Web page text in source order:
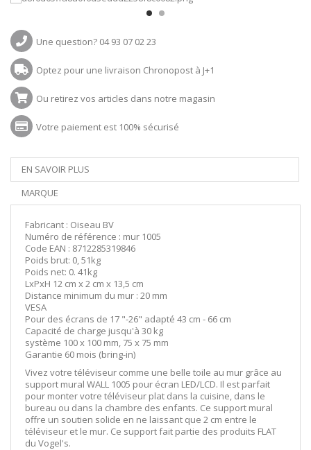
Une question? 04 93 07 02 23
Optez pour une livraison Chronopost à J+1
Ou retirez vos articles dans notre magasin
Votre paiement est 100% sécurisé
EN SAVOIR PLUS
MARQUE
Fabricant : Oiseau BV
Numéro de référence : mur 1005
Code EAN : 8712285319846
Poids brut: 0, 51kg
Poids net: 0. 41kg
LxPxH 12 cm x 2 cm x 13,5 cm
Distance minimum du mur : 20 mm
VESA
Pour des écrans de 17 "-26" adapté 43 cm - 66 cm
Capacité de charge jusqu'à 30 kg
système 100 x 100 mm, 75 x 75 mm
Garantie 60 mois (bring-in)
Vivez votre téléviseur comme une belle toile au mur grâce au
support mural WALL 1005 pour écran LED/LCD. Il est parfait
pour monter votre téléviseur plat dans la cuisine, dans le
bureau ou dans la chambre des enfants. Ce support mural
offre un soutien solide en ne laissant que 2 cm entre le
téléviseur et le mur. Ce support fait partie des produits FLAT
du Vogel's.